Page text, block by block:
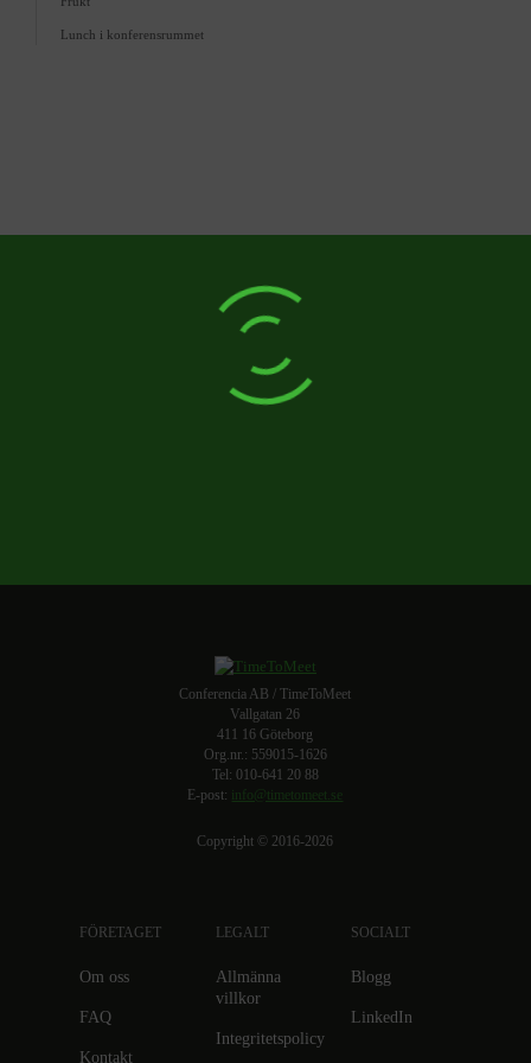
Lunch i konferensrummet
Conferencia AB / TimeToMeet
Vallgatan 26
411 16 Göteborg
Org.nr.: 559015-1626
Tel: 010-641 20 88
E-post: info@timetomeet.se
Copyright © 2016-2026
FÖRETAGET
Om oss
FAQ
Kontakt
LEGALT
Allmänna
villkor
Integritetspolicy
SOCIALT
Blogg
LinkedIn